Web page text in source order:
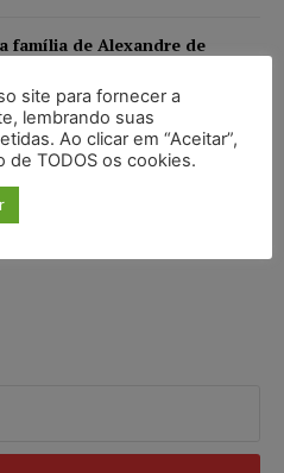
família de Alexandre de
determina afastamento da
site para fornecer a
lembrando suas
Ao clicar em “Aceitar”,
de TODOS os cookies.